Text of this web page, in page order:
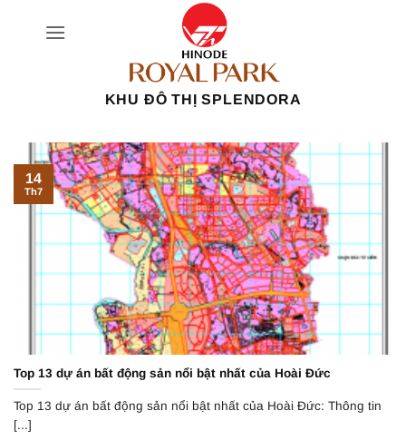
KHU ĐÔ THỊ SPLENDORA
Top 13 dự án bất động sản nổi bật nhất của Hoài Đức
Top 13 dự án bất động sản nổi bật nhất của Hoài Đức: Thông tin
[...]
14
Th7